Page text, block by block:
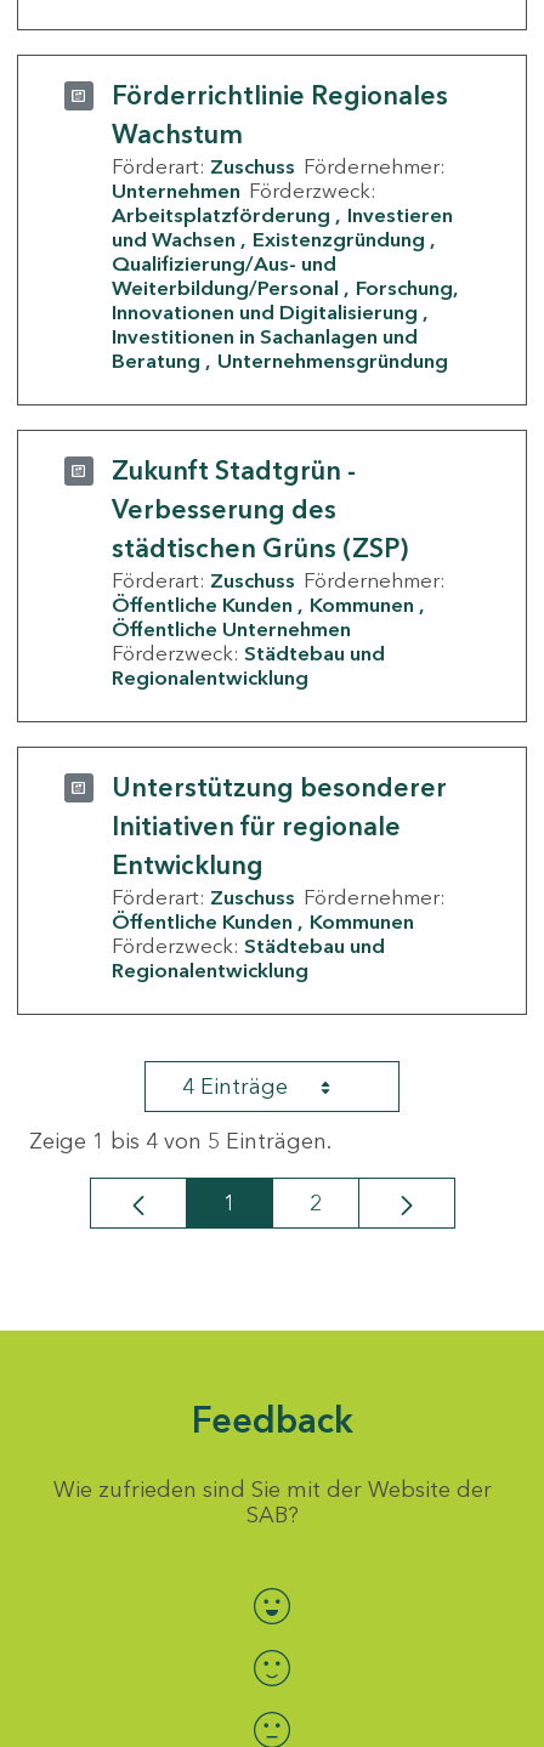
Förderrichtlinie Regionales
Wachstum
Förderart: Zuschuss Fördernehmer:
Unternehmen Förderzweck:
Arbeitsplatzförderung
Investieren
und Wachsen
Existenzgründung
Qualifizierung/Aus- und
Weiterbildung/Personal
Forschung,
Innovationen und Digitalisierung
Investitionen in Sachanlagen und
Beratung
Unternehmensgründung
Zukunft Stadtgrün -
Verbesserung des
städtischen Grüns (ZSP)
Förderart: Zuschuss Fördernehmer:
Öffentliche Kunden
Kommunen
Öffentliche Unternehmen
Förderzweck: Städtebau und
Regionalentwicklung
Unterstützung besonderer
Initiativen für regionale
Entwicklung
Förderart: Zuschuss Fördernehmer:
Öffentliche Kunden
Kommunen
Förderzweck: Städtebau und
Regionalentwicklung
4 Einträge
Zeige 1 bis 4 von 5 Einträgen.
Seite
1 Seite
2
Feedback
Wie zufrieden sind Sie mit der Website der
SAB?
Bewertung auswählen